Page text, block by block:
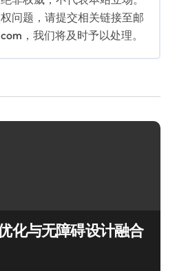
问题，请提交相关链接至邮
，我们将及时予以处理。
化与无障碍设计融合